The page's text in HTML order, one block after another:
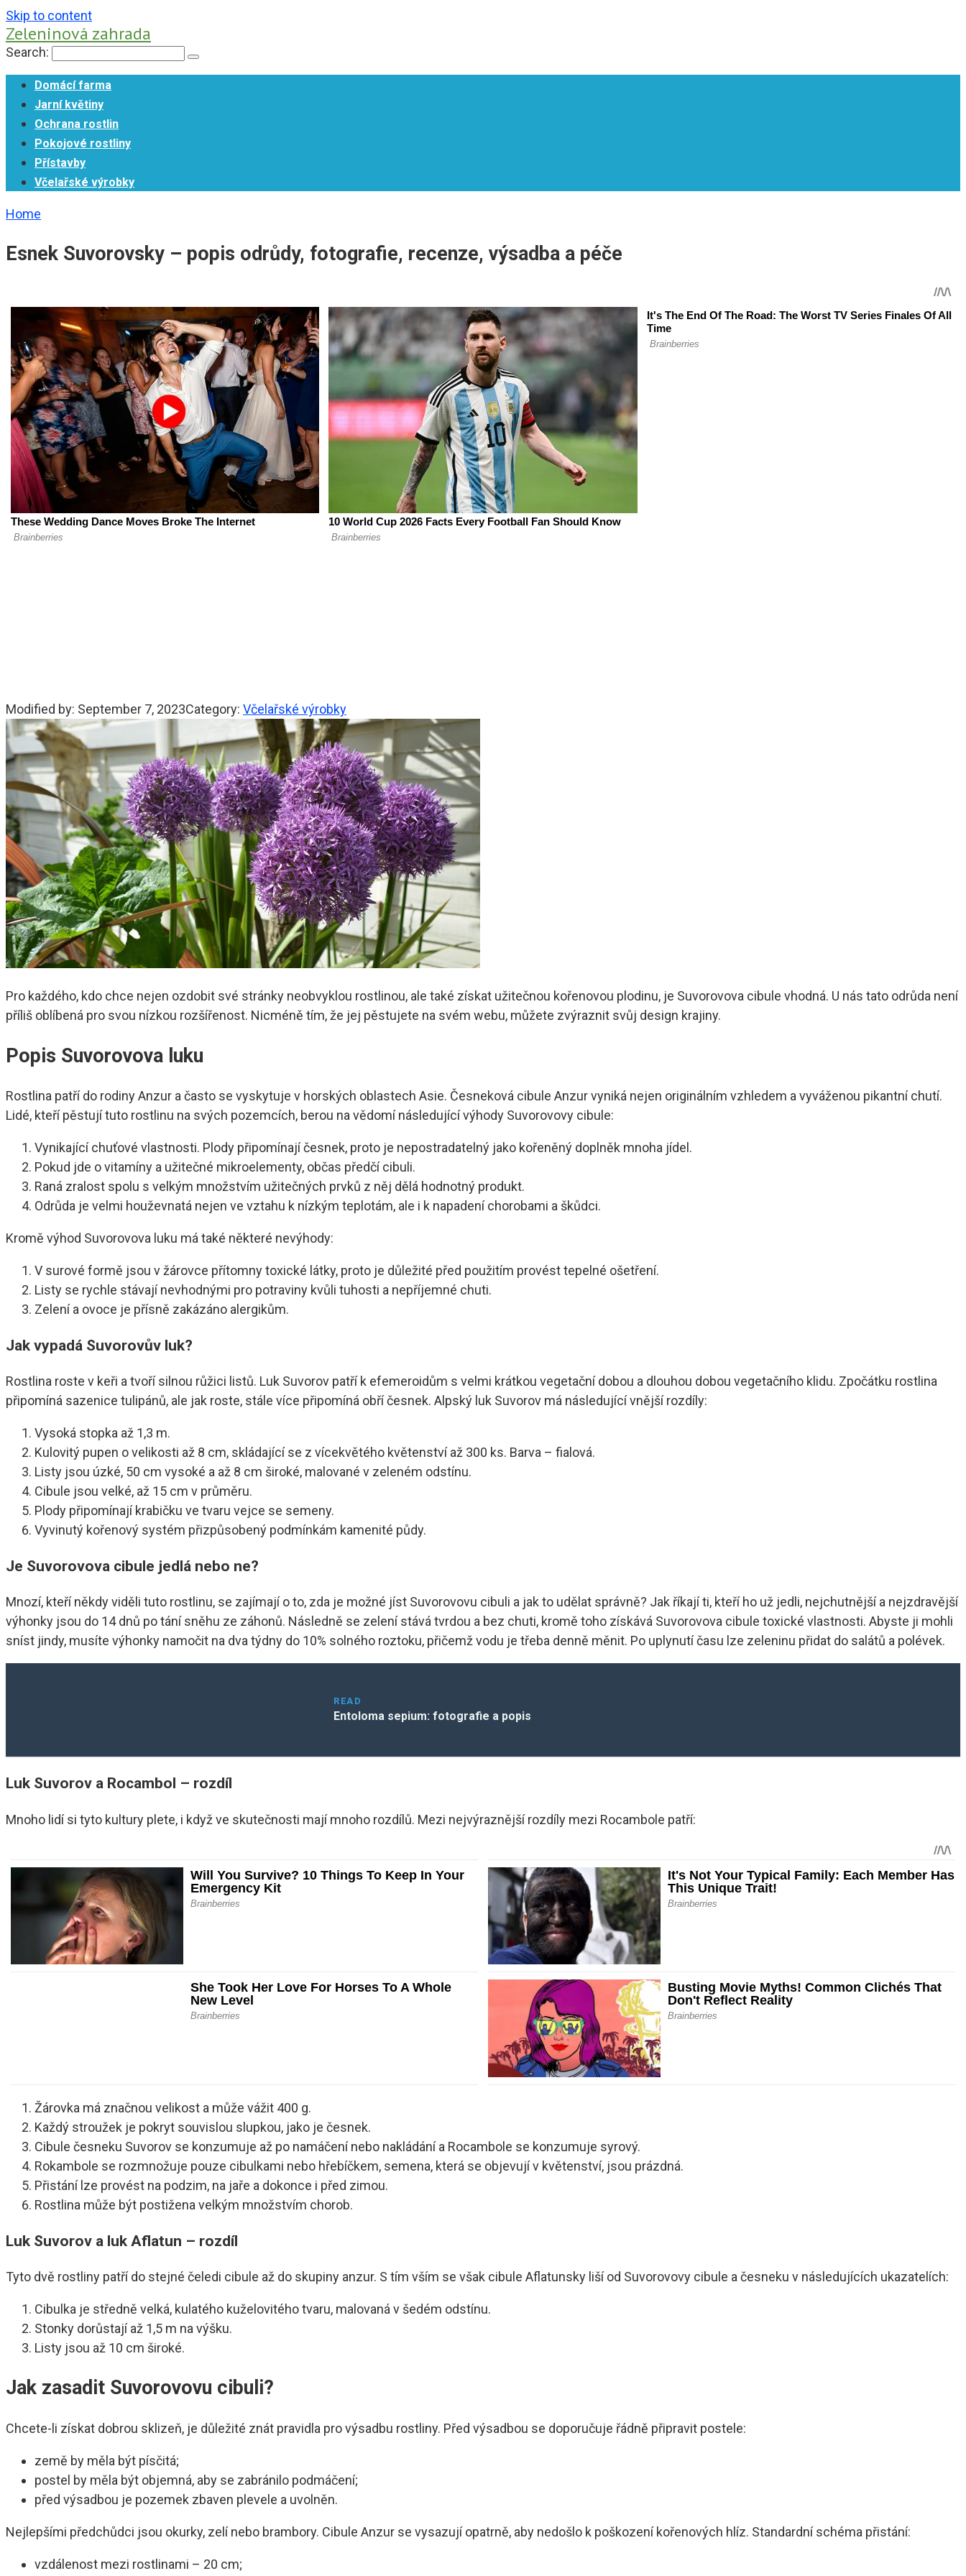
Skip to content
Zeleninová zahrada
Search:
Domácí farma
Jarní květiny
Ochrana rostlin
Pokojové rostliny
Přístavby
Včelařské výrobky
Home
Esnek Suvorovsky – popis odrůdy, fotografie, recenze, výsadba a péče
Modified by: September 7, 2023Category: Včelařské výrobky
Pro každého, kdo chce nejen ozdobit své stránky neobvyklou rostlinou, ale také získat užitečnou kořenovou plodinu, je Suvorovova cibule vhodná. U nás tato odrůda není
příliš oblíbená pro svou nízkou rozšířenost. Nicméně tím, že jej pěstujete na svém webu, můžete zvýraznit svůj design krajiny.
Popis Suvorovova luku
Rostlina patří do rodiny Anzur a často se vyskytuje v horských oblastech Asie. Česneková cibule Anzur vyniká nejen originálním vzhledem a vyváženou pikantní chutí.
Lidé, kteří pěstují tuto rostlinu na svých pozemcích, berou na vědomí následující výhody Suvorovovy cibule:
Vynikající chuťové vlastnosti. Plody připomínají česnek, proto je nepostradatelný jako kořeněný doplněk mnoha jídel.
Pokud jde o vitamíny a užitečné mikroelementy, občas předčí cibuli.
Raná zralost spolu s velkým množstvím užitečných prvků z něj dělá hodnotný produkt.
Odrůda je velmi houževnatá nejen ve vztahu k nízkým teplotám, ale i k napadení chorobami a škůdci.
Kromě výhod Suvorovova luku má také některé nevýhody:
V surové formě jsou v žárovce přítomny toxické látky, proto je důležité před použitím provést tepelné ošetření.
Listy se rychle stávají nevhodnými pro potraviny kvůli tuhosti a nepříjemné chuti.
Zelení a ovoce je přísně zakázáno alergikům.
Jak vypadá Suvorovův luk?
Rostlina roste v keři a tvoří silnou růžici listů. Luk Suvorov patří k efemeroidům s velmi krátkou vegetační dobou a dlouhou dobou vegetačního klidu. Zpočátku rostlina
připomíná sazenice tulipánů, ale jak roste, stále více připomíná obří česnek. Alpský luk Suvorov má následující vnější rozdíly:
Vysoká stopka až 1,3 m.
Kulovitý pupen o velikosti až 8 cm, skládající se z vícekvětého květenství až 300 ks. Barva – fialová.
Listy jsou úzké, 50 cm vysoké a až 8 cm široké, malované v zeleném odstínu.
Cibule jsou velké, až 15 cm v průměru.
Plody připomínají krabičku ve tvaru vejce se semeny.
Vyvinutý kořenový systém přizpůsobený podmínkám kamenité půdy.
Je Suvorovova cibule jedlá nebo ne?
Mnozí, kteří někdy viděli tuto rostlinu, se zajímají o to, zda je možné jíst Suvorovovu cibuli a jak to udělat správně? Jak říkají ti, kteří ho už jedli, nejchutnější a nejzdravější
výhonky jsou do 14 dnů po tání sněhu ze záhonů. Následně se zelení stává tvrdou a bez chuti, kromě toho získává Suvorovova cibule toxické vlastnosti. Abyste ji mohli
sníst jindy, musíte výhonky namočit na dva týdny do 10% solného roztoku, přičemž vodu je třeba denně měnit. Po uplynutí času lze zeleninu přidat do salátů a polévek.
READ
Entoloma sepium: fotografie a popis
Luk Suvorov a Rocambol – rozdíl
Mnoho lidí si tyto kultury plete, i když ve skutečnosti mají mnoho rozdílů. Mezi nejvýraznější rozdíly mezi Rocambole patří:
Žárovka má značnou velikost a může vážit 400 g.
Každý stroužek je pokryt souvislou slupkou, jako je česnek.
Cibule česneku Suvorov se konzumuje až po namáčení nebo nakládání a Rocambole se konzumuje syrový.
Rokambole se rozmnožuje pouze cibulkami nebo hřebíčkem, semena, která se objevují v květenství, jsou prázdná.
Přistání lze provést na podzim, na jaře a dokonce i před zimou.
Rostlina může být postižena velkým množstvím chorob.
Luk Suvorov a luk Aflatun – rozdíl
Tyto dvě rostliny patří do stejné čeledi cibule až do skupiny anzur. S tím vším se však cibule Aflatunsky liší od Suvorovovy cibule a česneku v následujících ukazatelích:
Cibulka je středně velká, kulatého kuželovitého tvaru, malovaná v šedém odstínu.
Stonky dorůstají až 1,5 m na výšku.
Listy jsou až 10 cm široké.
Jak zasadit Suvorovovu cibuli?
Chcete-li získat dobrou sklizeň, je důležité znát pravidla pro výsadbu rostliny. Před výsadbou se doporučuje řádně připravit postele:
země by měla být písčitá;
postel by měla být objemná, aby se zabránilo podmáčení;
před výsadbou je pozemek zbaven plevele a uvolněn.
Nejlepšími předchůdci jsou okurky, zelí nebo brambory. Cibule Anzur se vysazují opatrně, aby nedošlo k poškození kořenových hlíz. Standardní schéma přistání:
vzdálenost mezi rostlinami – 20 cm;